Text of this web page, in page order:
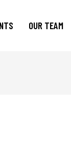
OUR TEAM